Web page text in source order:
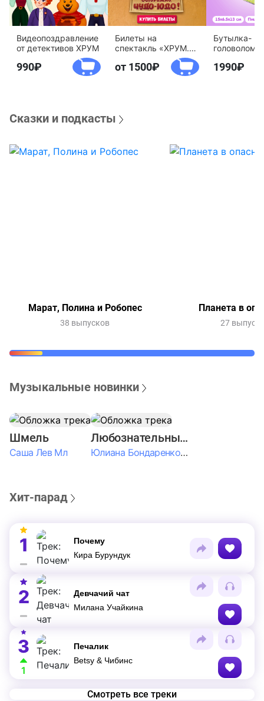
Видеопоздравление
от детективов ХРУМ
990
Билеты на
спектакль «ХРУМ.
Осторожно, Чудо-
Юдо!»
от 1500
Бутылка-
агентство
1990
Сказки и подкасты
Марат, Полина и Робопес
38 выпусков
Планета в
27
Музыкальные новинки
Шмель
Саша Лев Мл
Любознательные Дети
Юлиана Бондаренко & Амелия Колпакова & Егор Егоров & Валерия Шевченко & Ксюша Косичкина
Хит-парад
1
Почему
Кира Бурундук
2
Девчачий чат
Милана Учайкина
3
1
Печалик
Betsy & Чибинс
Смотреть все треки